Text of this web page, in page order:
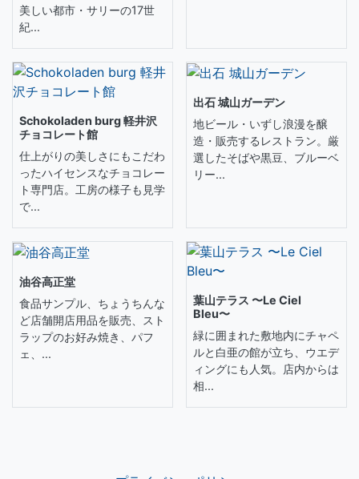
美しい都市・サリーの17世
紀...
Schokoladen burg 軽井沢
チョコレート館
仕上がりの美しさにもこだわ
ったハイセンスなチョコレー
ト専門店。工房の様子も見学
で...
出石 城山ガーデン
地ビール・いずし浪漫を醸
造・販売するレストラン。厳
選したそばや黒豆、ブルーベ
リー...
油谷高正堂
食品サンプル、ちょうちんな
ど店舗開店用品を販売、スト
ラップのお好み焼き、パフ
ェ、...
葉山テラス 〜Le Ciel
Bleu〜
緑に囲まれた敷地内にチャペ
ルと白亜の館が立ち、ウエデ
ィングにも人気。店内からは
相...